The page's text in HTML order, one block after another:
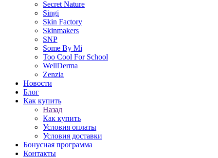
Secret Nature
Singi
Skin Factory
Skinmakers
SNP
Some By Mi
Too Cool For School
WellDerma
Zenzia
Новости
Блог
Как купить
Назад
Как купить
Условия оплаты
Условия доставки
Бонусная программа
Контакты